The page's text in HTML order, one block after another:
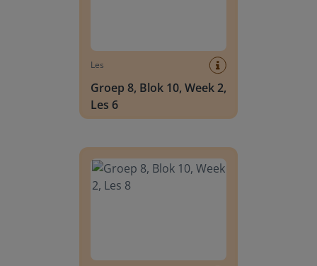
Les
Groep 8, Blok 10, Week 2,
Les 6